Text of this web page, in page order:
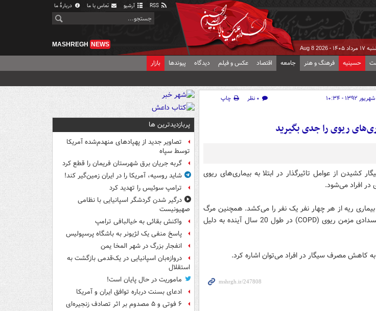
آرشیو تماس با ما دربارهٔ ما
مرداد ۱۴۰۵ - Aug 8 2026
MASHREGH NEWS
حسینیه فرهنگ و هنر جامعه اقتصاد عکس و فیلم دیدگاه پیوندها بازار
۰ نظر
چاپ
ریوی را جدی بگیرید
کشیدن از عوامل تاثیرگذار در ابتلا به بیماری‌های ریوی
در افراد می‌شود.
بیماری ریه از هر چهار نفر یک نفر را می‌کشد. همچنین مرگ
و میر ناشی از سرطان ریه و بیماری انسدادی مزمن ریوی (COPD) در طول 20 سال آینده به دلیل
به کاهش مصرف سیگار در افراد می‌توان اشاره کرد.
پربازدیدترین ها
تصاویر جدید از پهپادهای منهدم‌شده آمریکا
توسط سپاه
گربه جریان برق شهرستان فریمان را قطع کرد
شاید روسیه، آمریکا را در ایران زمین‌گیر کند!
ترامپ سوئیس را تهدید کرد
درگیر شدن گردشگر اسپانیایی با نظامی
صهیونیست
واکنش بقائی به خیالبافی ترامپ
پاسخ منفی یک لژیونر به باشگاه پرسپولیس
انفجار بزرگ در شهر المخا یمن
دروازه‌بان اسپانیایی در یک‌قدمی بازگشت به
استقلال
ماموریت در حال پایان است!
ادعای بسنت درباره توافق ایران و آمریکا
۶ فوتی و ۵ مصدوم بر اثر تصادف زنجیره‌ای